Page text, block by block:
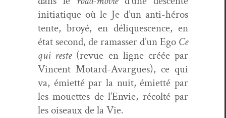
ini­ti­a­tique où le Je d’un anti-héros
tente, broyé, en déliques­cence, en
état sec­ond, de ramass­er d’un Ego Ce
qui reste(revue en ligne créée par
Vin­cent Motard-Avar­gues), ce qui
va, émi­et­té par la nuit, émi­et­té par
les mou­ettes de l’Envie, récolté par
les oiseaux de la Vie.